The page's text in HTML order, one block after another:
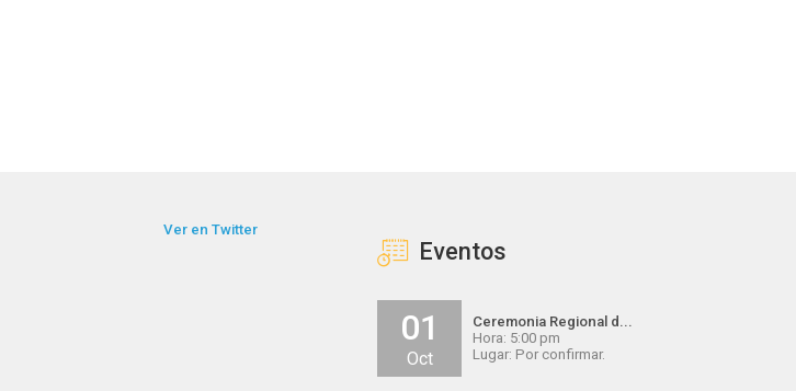
Ver en Twitter
Eventos
01
Oct
Ceremonia Regional d...
Hora: 5:00 pm
Lugar: Por confirmar.